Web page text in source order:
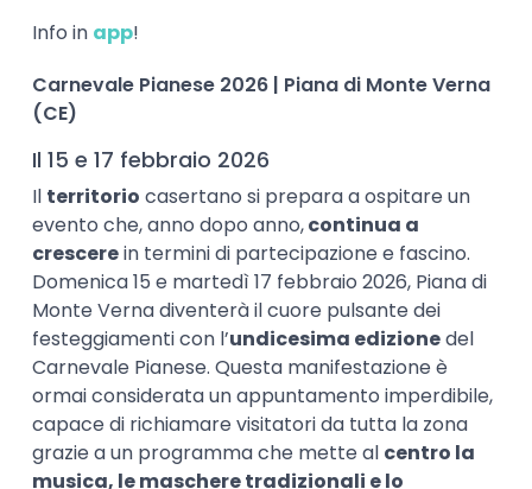
Info in app!
Carnevale Pianese 2026 | Piana di Monte Verna
(CE)
Il 15 e 17 febbraio 2026
Il territorio casertano si prepara a ospitare un
evento che, anno dopo anno,continua a
crescerein termini di partecipazione e fascino.
Domenica 15 e martedì 17 febbraio 2026, Piana di
Monte Verna diventerà il cuore pulsante dei
festeggiamenti con l’undicesima edizionedel
Carnevale Pianese. Questa manifestazione è
ormai considerata un appuntamento imperdibile,
capace di richiamare visitatori da tutta la zona
grazie a un programma che mette al centro la
musica, le maschere tradizionali e lo